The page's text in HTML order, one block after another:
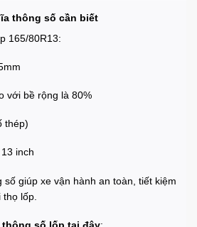
thông số cần biết
165/80R13:
với bề rộng là 80%
thép)
inch
giúp xe vận hành an toàn, tiết kiệm
lốp.
thông số lốp tại đây: